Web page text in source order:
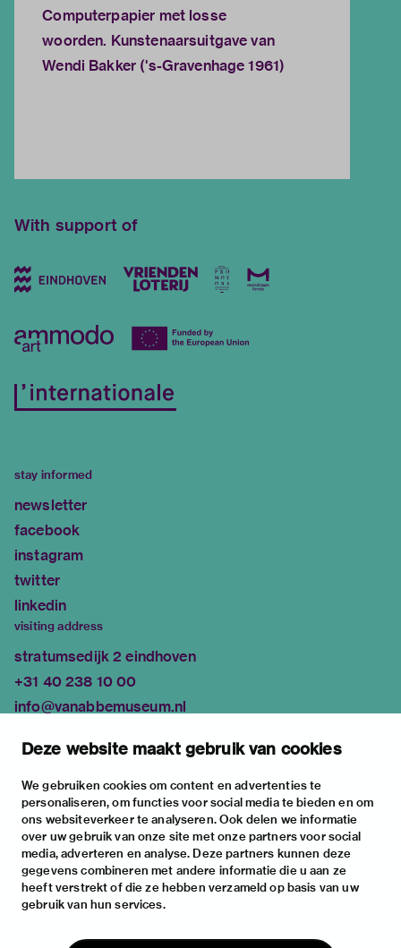
Deze website maakt gebruik van cookies
We gebruiken cookies om content en advertenties te
personaliseren, om functies voor social media te bieden en om
ons websiteverkeer te analyseren. Ook delen we informatie
over uw gebruik van onze site met onze partners voor social
media, adverteren en analyse. Deze partners kunnen deze
gegevens combineren met andere informatie die u aan ze
heeft verstrekt of die ze hebben verzameld op basis van uw
gebruik van hun services.
Computerpapier met losse
woorden. Kunstenaarsuitgave van
Wendi Bakker ('s-Gravenhage 1961)
With support of
stay informed
newsletter
facebook
instagram
twitter
linkedin
visiting address
stratumsedijk 2 eindhoven
+31 40 238 10 00
info@vanabbemuseum.nl
exhibitions
activities
practical information
about
the museum
the collection
foundations & partners